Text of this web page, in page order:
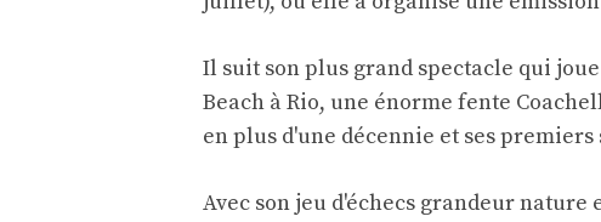
Il suit son plus grand spectacle qui
Beach à Rio, une énorme fente
en plus d'une décennie et ses
Avec son jeu d'échecs grandeur nature